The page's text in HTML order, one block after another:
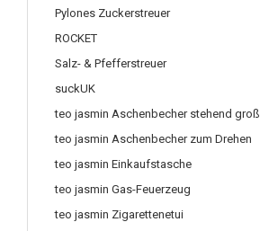
Pylones Zuckerstreuer
ROCKET
Salz- & Pfefferstreuer
suckUK
teo jasmin Aschenbecher stehend groß
teo jasmin Aschenbecher zum Drehen
teo jasmin Einkaufstasche
teo jasmin Gas-Feuerzeug
teo jasmin Zigarettenetui